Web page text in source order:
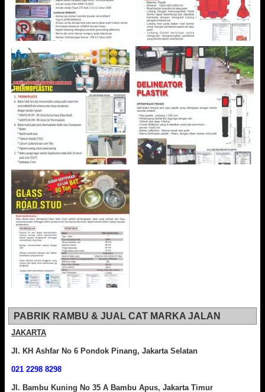
PABRIK RAMBU & JUAL CAT MARKA JALAN
JAKARTA
Jl. KH Ashfar No 6 Pondok Pinang, Jakarta Selatan
021 2298 8298
Jl. Bambu Kuning No 35 A Bambu Apus, Jakarta Timur